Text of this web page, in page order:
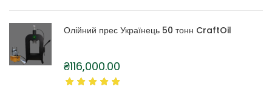
Олійний прес Українець 50 тонн CraftOil
₴116,000.00